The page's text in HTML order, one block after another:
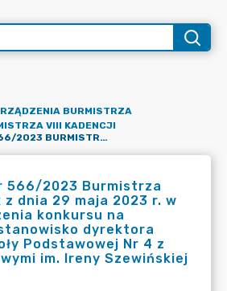
BURMISTRZA
VIII KADENCJI
ZARZĄDZENIE NR 566/2023 BURMISTRZA MIASTA PUŁTUSK Z DNIA 29 MAJA 2023 R. W SPRAWIE OGŁOSZENIA KONKURSU NA KANDYDATA NA STANOWISKO DYREKTORA PUBLICZNEJ SZKOŁY PODSTAWOWEJ NR 4 Z KLASAMI SPORTOWYMI IM. IRENY SZEWIŃSKIEJ W PUŁTUSKU
566/2023 Burmistrza
z dnia 29 maja 2023 r. w
konkursu na
dyrektora
Podstawowej Nr 4 z
im. Ireny Szewińskiej